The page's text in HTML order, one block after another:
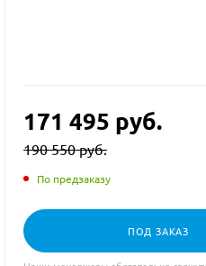
171 495 руб.
190 550руб.
По предзаказу
ПОД ЗАКАЗ